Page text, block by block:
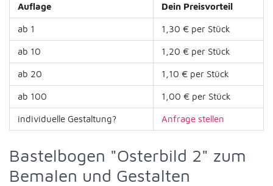
Auflage Dein Preisvorteil
ab 1 1,30 € per Stück
ab 10 1,20 € per Stück
ab 20 1,10 € per Stück
ab 100 1,00 € per Stück
individuelle Gestaltung? Anfrage stellen
Bastelbogen "Osterbild 2" zum
Bemalen und Gestalten